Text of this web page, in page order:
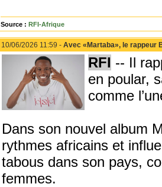
Source : RFI-Afrique
10/06/2026 11:59 - Avec «Martaba», le rappeur
RFI -- Il
en poular,
comme
Dans son nouvel album
rythmes africains et
tabous dans son pays,
femmes.